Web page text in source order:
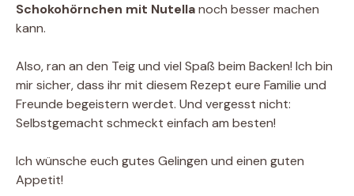
Schokohörnchen mit Nutellanoch besser machen
kann.
Also, ran an den Teig und viel Spaß beim Backen! Ich bin
mir sicher, dass ihr mit diesem Rezept eure Familie und
Freunde begeistern werdet. Und vergesst nicht:
Selbstgemacht schmeckt einfach am besten!
Ich wünsche euch gutes Gelingen und einen guten
Appetit!